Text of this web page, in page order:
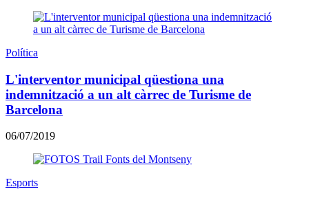
Política
L'interventor municipal qüestiona una
indemnització a un alt càrrec de Turisme de
Barcelona
06/07/2019
Esports